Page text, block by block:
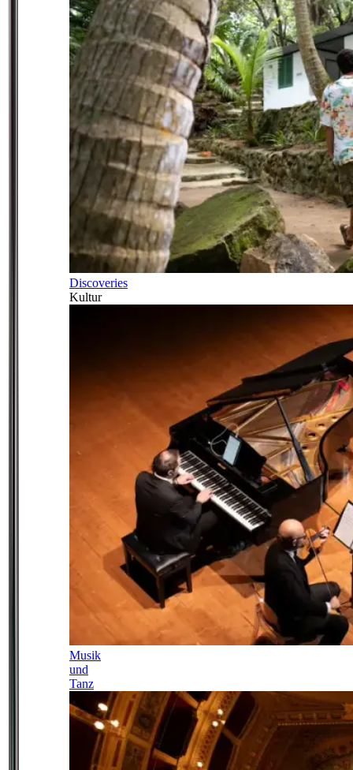
Discoveries
Kultur
Musik
und
Tanz